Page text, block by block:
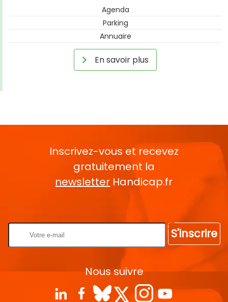
Agenda
Parking
Annuaire
En savoir plus
Inscrivez-vous et recevez
gratuitement la
newsletter Handicap.fr
S'inscrire
Nous suivre